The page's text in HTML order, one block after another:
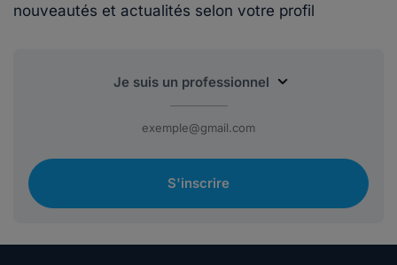
nouveautés et actualités selon votre profil
S'inscrire